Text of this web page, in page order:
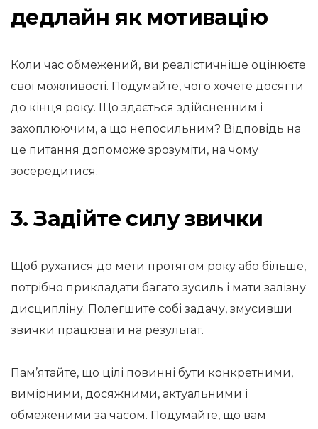
дедлайн як мотивацію
Коли час обмежений, ви реалістичніше оцінюєте
свої можливості. Подумайте, чого хочете досягти
до кінця року. Що здається здійсненним і
захоплюючим, а що непосильним? Відповідь на
це питання допоможе зрозуміти, на чому
зосередитися.
3. Задійте силу звички
Щоб рухатися до мети протягом року або більше,
потрібно прикладати багато зусиль і мати залізну
дисципліну. Полегшите собі задачу, змусивши
звички працювати на результат.
Пам’ятайте, що цілі повинні бути конкретними,
вимірними, досяжними, актуальними і
обмеженими за часом. Подумайте, що вам